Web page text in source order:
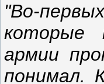
"Во-
которые
армии
понимал.